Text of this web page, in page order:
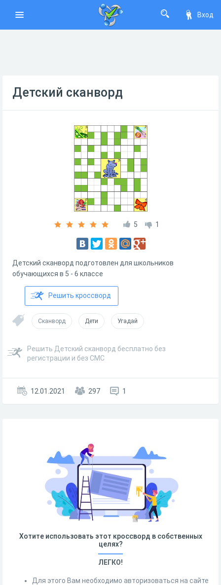
Вход
Детский сканворд
5 1
Детский сканворд подготовлен для школьников
обучающихся в 5 - 6 классе
Решить кроссворд
Сканворд Дети Угадай
Решить Детский сканворд бесплатно без
регистрации и без СМС
12.01.2021 297 1
Хотите использовать этот кроссворд в собственных
целях?
ЛЕГКО!
Для этого Вам необходимо авторизоваться на сайте